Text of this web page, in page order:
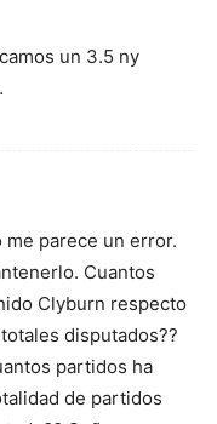
un 3.5 ny
me parece un error.
Cuantos
Clyburn respecto
disputados??
partidos ha
de partidos